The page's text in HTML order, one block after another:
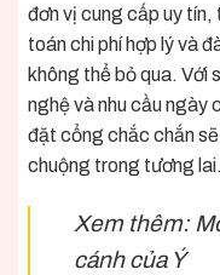
đơn vị cung cấp uy tín,
toán chi phí hợp lý và
không thể bỏ qua. Với
nghệ và nhu cầu ngày
đặt cổng chắc chắn
chuộng trong tương
Xem thêm:
cánh của Ý